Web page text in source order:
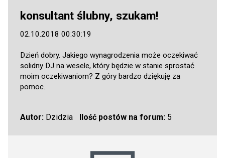
konsultant ślubny, szukam!
02.10.2018 00:30:19
Dzień dobry. Jakiego wynagrodzenia może oczekiwać
solidny DJ na wesele, który będzie w stanie sprostać
moim oczekiwaniom? Z góry bardzo dziękuję za
pomoc.
Autor: Dzidzia Ilość postów na forum:5